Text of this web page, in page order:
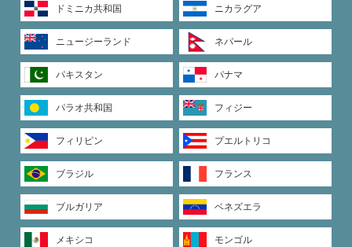
ドミニカ共和国 ニカラグア
ニュージーランド ネパール
パキスタン パナマ
パラオ共和国 フィジー
フィリピン プエルトリコ
ブラジル フランス
ブルガリア ベネズエラ
メキシコ モンゴル